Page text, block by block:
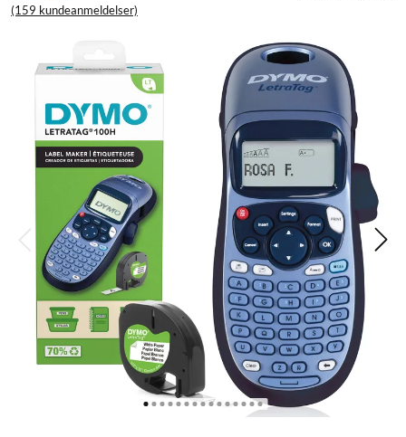
(159 kundeanmeldelser)